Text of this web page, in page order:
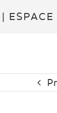
| ESPACE